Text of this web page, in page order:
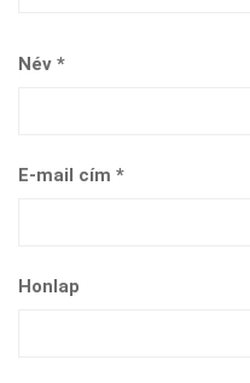
Név *
E-mail cím *
Honlap